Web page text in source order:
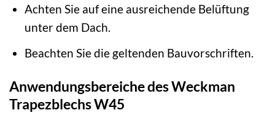
Achten Sie auf eine ausreichende Belüftung
unter dem Dach.
Beachten Sie die geltenden Bauvorschriften.
Anwendungsbereiche des Weckman
Trapezblechs W45